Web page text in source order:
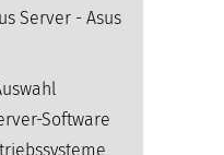
Server - Asus
Software